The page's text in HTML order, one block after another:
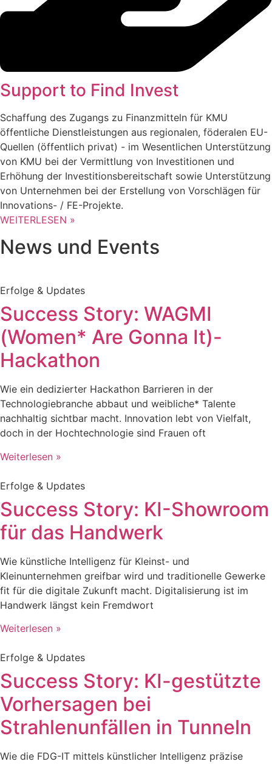
Support to Find Invest
Schaffung des Zugangs zu Finanzmitteln für KMU
öffentliche Dienstleistungen aus regionalen, föderalen EU-
Quellen (öffentlich privat) - im Wesentlichen Unterstützung
von KMU bei der Vermittlung von Investitionen und
Erhöhung der Investitionsbereitschaft sowie Unterstützung
von Unternehmen bei der Erstellung von Vorschlägen für
Innovations- / FE-Projekte.
WEITERLESEN »
News und Events
Erfolge & Updates
Success Story: WAGMI
(Women* Are Gonna It)-
Hackathon
Wie ein dedizierter Hackathon Barrieren in der
Technologiebranche abbaut und weibliche* Talente
nachhaltig sichtbar macht. Innovation lebt von Vielfalt,
doch in der Hochtechnologie sind Frauen oft
Weiterlesen »
Erfolge & Updates
Success Story: KI-Showroom
für das Handwerk
Wie künstliche Intelligenz für Kleinst- und
Kleinunternehmen greifbar wird und traditionelle Gewerke
fit für die digitale Zukunft macht. Digitalisierung ist im
Handwerk längst kein Fremdwort
Weiterlesen »
Erfolge & Updates
Success Story: KI-gestützte
Vorhersagen bei
Strahlenunfällen in Tunneln
Wie die FDG-IT mittels künstlicher Intelligenz präzise